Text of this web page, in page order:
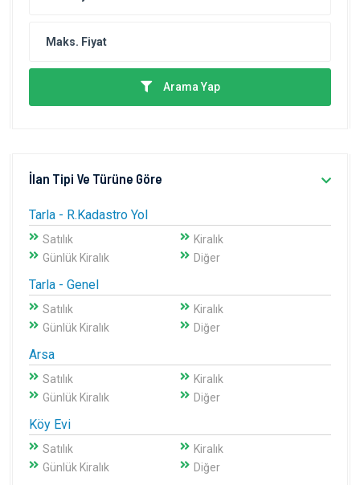
Arama Yap
İlan Tipi Ve Türüne Göre
Tarla - R.Kadastro Yol
Satılık
Kiralık
Günlük Kiralık
Diğer
Tarla - Genel
Satılık
Kiralık
Günlük Kiralık
Diğer
Arsa
Satılık
Kiralık
Günlük Kiralık
Diğer
Köy Evi
Satılık
Kiralık
Günlük Kiralık
Diğer